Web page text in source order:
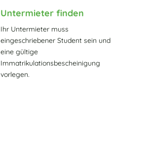
Untermieter finden
Ihr Untermieter muss
eingeschriebener Student sein und
eine gültige
Immatrikulationsbescheinigung
vorlegen.